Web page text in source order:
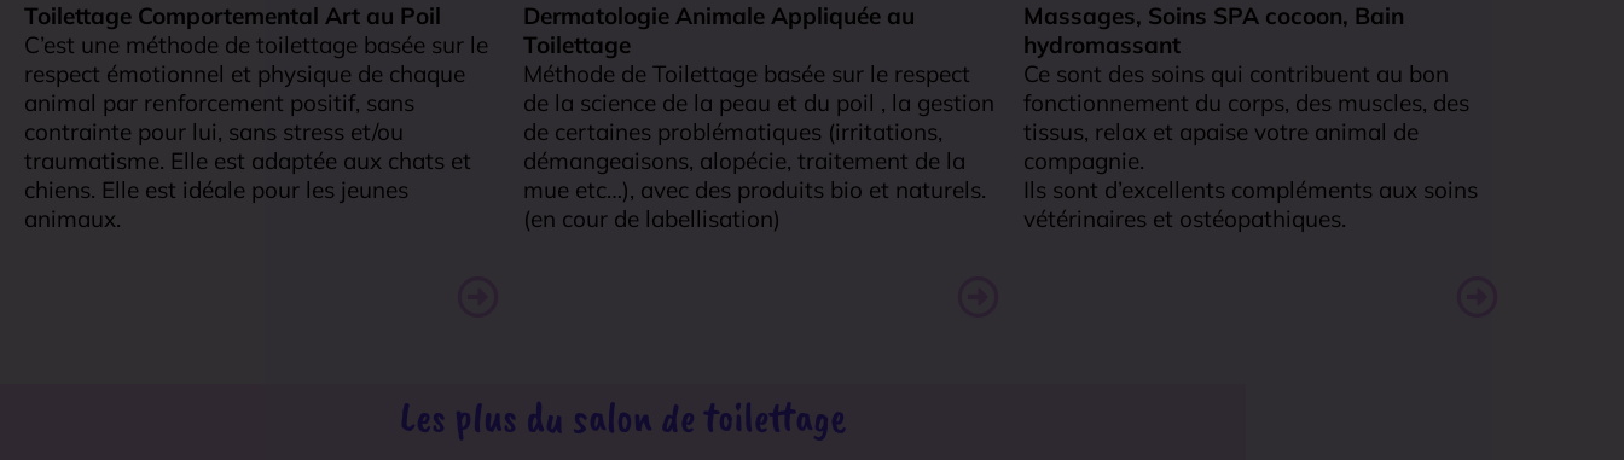
Toilettage Comportemental Art au Poil
C’est une méthode de toilettage basée sur le
respect émotionnel et physique de chaque
animal par renforcement positif, sans
contrainte pour lui, sans stress et/ou
traumatisme. Elle est adaptée aux chats et
chiens. Elle est idéale pour les jeunes
animaux.
Dermatologie Animale Appliquée au
Toilettage
Méthode de Toilettage basée sur le respect
de la science de la peau et du poil , la gestion
de certaines problématiques (irritations,
démangeaisons, alopécie, traitement de la
mue etc…), avec des produits bio et naturels.
(en cour de labellisation)
Massages, Soins SPA cocoon, Bain
hydromassant
Ce sont des soins qui contribuent au bon
fonctionnement du corps, des muscles, des
tissus, relax et apaise votre animal de
compagnie.
Ils sont d’excellents compléments aux soins
vétérinaires et ostéopathiques.
Les plus du salon de toilettage